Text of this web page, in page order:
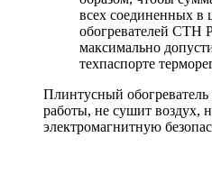
всех соединенных в
обогревателей СТН
максимально
техпаспорте
Плинтусный
работы, не сушит воздух,
электромагнитную